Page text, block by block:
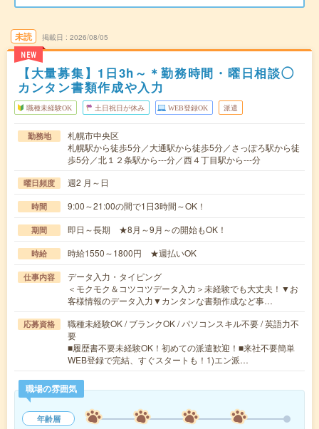
未読
NEW
掲載日 2026/08/05
【大量募集】1日3h～＊勤務時間・曜日相談◯
カンタン書類作成や入力
職種未経験OK 土日祝日が休み WEB登録OK 派遣
勤務地
札幌市中央区
札幌駅から徒歩5分／大通駅から徒歩5分／さっぽろ駅から徒
歩5分／北１２条駅から---分／西４丁目駅から---分
曜日頻度 週2 月～日
時間 9:00～21:00の間で1日3時間～OK！
期間 即日～長期 ★8月～9月～の開始もOK！
時給 時給1550～1800円 ★週払いOK
仕事内容
データ入力・タイピング
＜モクモク＆コツコツデータ入力＞未経験でも大丈夫！▼お
客様情報のデータ入力▼カンタンな書類作成など事…
応募資格
職種未経験OK / ブランクOK / パソコンスキル不要 / 英語力不
要
■履歴書不要未経験OK！初めての派遣歓迎！■来社不要簡単
WEB登録で完結、すぐスタートも！1)エン派…
職場の雰囲気
年齢層